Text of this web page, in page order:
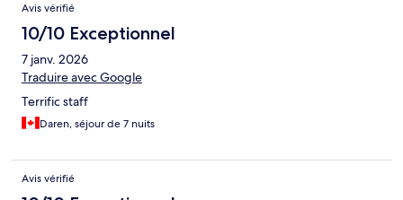
Avis vérifié
10/10 Exceptionnel
7 janv. 2026
Traduire avec Google
Terrific staff
Daren, séjour de 7 nuits
Avis vérifié